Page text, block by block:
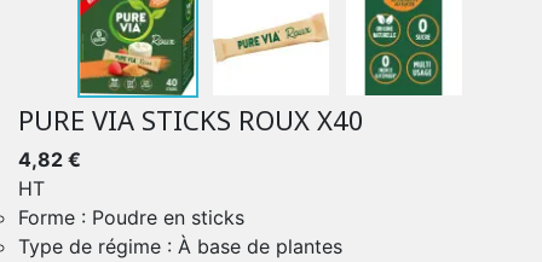
PURE VIA STICKS ROUX X40
4,82 €
HT
Forme : Poudre en sticks
Type de régime : À base de plantes